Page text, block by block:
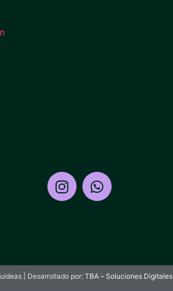
| Desarrollado por: TBA – Soluciones Digitales